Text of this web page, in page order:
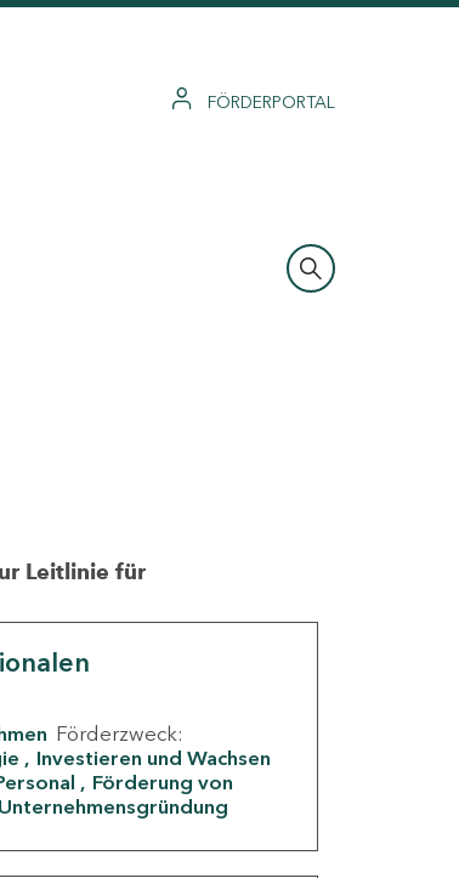
FÖRDERPORTAL
Leitlinie für
Förderzweck:
Investieren und Wachsen
Förderung von
Unternehmensgründung